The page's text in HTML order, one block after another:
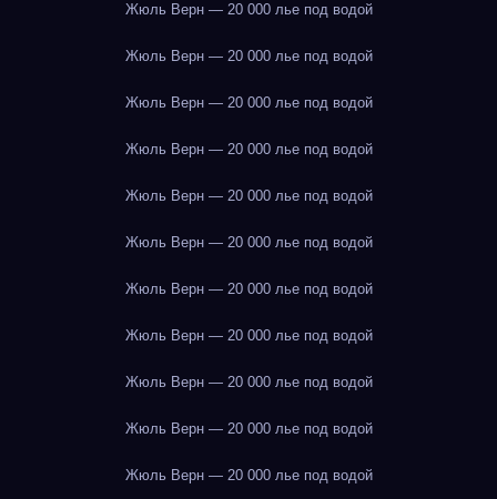
Жюль Верн — 20 000 лье под водой
Жюль Верн — 20 000 лье под водой
Жюль Верн — 20 000 лье под водой
Жюль Верн — 20 000 лье под водой
Жюль Верн — 20 000 лье под водой
Жюль Верн — 20 000 лье под водой
Жюль Верн — 20 000 лье под водой
Жюль Верн — 20 000 лье под водой
Жюль Верн — 20 000 лье под водой
Жюль Верн — 20 000 лье под водой
Жюль Верн — 20 000 лье под водой